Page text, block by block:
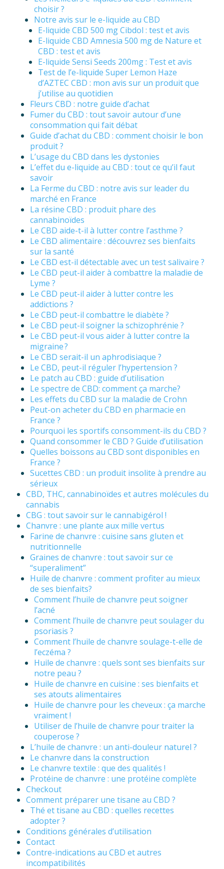
choisir ?
Notre avis sur le e-liquide au CBD
E-liquide CBD 500 mg Cibdol : test et avis
E-liquide CBD Amnesia 500 mg de Nature et
CBD : test et avis
E-liquide Sensi Seeds 200mg : Test et avis
Test de l’e-liquide Super Lemon Haze
d’AZTEC CBD : mon avis sur un produit que
j’utilise au quotidien
Fleurs CBD : notre guide d’achat
Fumer du CBD : tout savoir autour d’une
consommation qui fait débat
Guide d’achat du CBD : comment choisir le bon
produit ?
L’usage du CBD dans les dystonies
L’effet du e-liquide au CBD : tout ce qu’il faut
savoir
La Ferme du CBD : notre avis sur leader du
marché en France
La résine CBD : produit phare des
cannabinoïdes
Le CBD aide-t-il à lutter contre l’asthme ?
Le CBD alimentaire : découvrez ses bienfaits
sur la santé
Le CBD est-il détectable avec un test salivaire ?
Le CBD peut-il aider à combattre la maladie de
Lyme ?
Le CBD peut-il aider à lutter contre les
addictions ?
Le CBD peut-il combattre le diabète ?
Le CBD peut-il soigner la schizophrénie ?
Le CBD peut-il vous aider à lutter contre la
migraine ?
Le CBD serait-il un aphrodisiaque ?
Le CBD, peut-il réguler l’hypertension ?
Le patch au CBD : guide d’utilisation
Le spectre de CBD: comment ça marche?
Les effets du CBD sur la maladie de Crohn
Peut-on acheter du CBD en pharmacie en
France ?
Pourquoi les sportifs consomment-ils du CBD ?
Quand consommer le CBD ? Guide d’utilisation
Quelles boissons au CBD sont disponibles en
France ?
Sucettes CBD : un produit insolite à prendre au
sérieux
CBD, THC, cannabinoïdes et autres molécules du
cannabis
CBG : tout savoir sur le cannabigérol !
Chanvre : une plante aux mille vertus
Farine de chanvre : cuisine sans gluten et
nutritionnelle
Graines de chanvre : tout savoir sur ce
“superaliment”
Huile de chanvre : comment profiter au mieux
de ses bienfaits?
Comment l’huile de chanvre peut soigner
l’acné
Comment l’huile de chanvre peut soulager du
psoriasis ?
Comment l’huile de chanvre soulage-t-elle de
l’eczéma ?
Huile de chanvre : quels sont ses bienfaits sur
notre peau ?
Huile de chanvre en cuisine : ses bienfaits et
ses atouts alimentaires
Huile de chanvre pour les cheveux : ça marche
vraiment !
Utiliser de l’huile de chanvre pour traiter la
couperose ?
L’huile de chanvre : un anti-douleur naturel ?
Le chanvre dans la construction
Le chanvre textile : que des qualités !
Protéine de chanvre : une protéine complète
Checkout
Comment préparer une tisane au CBD ?
Thé et tisane au CBD : quelles recettes
adopter ?
Conditions générales d’utilisation
Contact
Contre-indications au CBD et autres
incompatibilités